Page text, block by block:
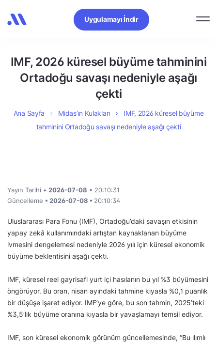
Uygulamayı İndir
IMF, 2026 küresel büyüme tahminini
Ortadoğu savaşı nedeniyle aşağı
çekti
Ana Sayfa Midas’ın Kulakları
IMF, 2026 küresel büyüme
tahminini Ortadoğu savaşı nedeniyle aşağı çekti
Yayın Tarihi • 2026-07-08 • 20:10:31
Güncelleme • 2026-07-08 • 20:10:34
Uluslararası Para Fonu (IMF), Ortadoğu’daki savaşın etkisinin
yapay zekâ kullanımındaki artıştan kaynaklanan büyüme
ivmesini dengelemesi nedeniyle 2026 yılı için küresel ekonomik
büyüme beklentisini aşağı çekti.
IMF, küresel reel gayrisafi yurt içi hasılanın bu yıl %3 büyümesini
öngörüyor. Bu oran, nisan ayındaki tahmine kıyasla %0,1 puanlık
bir düşüşe işaret ediyor. IMF’ye göre, bu son tahmin, 2025’teki
%3,5’lik büyüme oranına kıyasla bir yavaşlamayı temsil ediyor.
IMF, son küresel ekonomik görünüm güncellemesinde, “Bu ılımlı